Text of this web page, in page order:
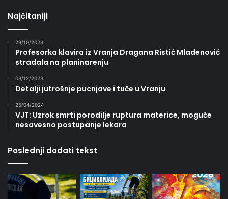
Najčitaniji
29/10/2023
Profesorka klavira iz Vranja Dragana Ristić Mladenović
stradala na planinarenju
03/12/2023
Detalji jutrošnje pucnjave i tuče u Vranju
25/04/2024
VJT: Uzrok smrti porodilje ruptura materice, moguće
nesavesno postupanje lekara
Poslednji dodati tekst